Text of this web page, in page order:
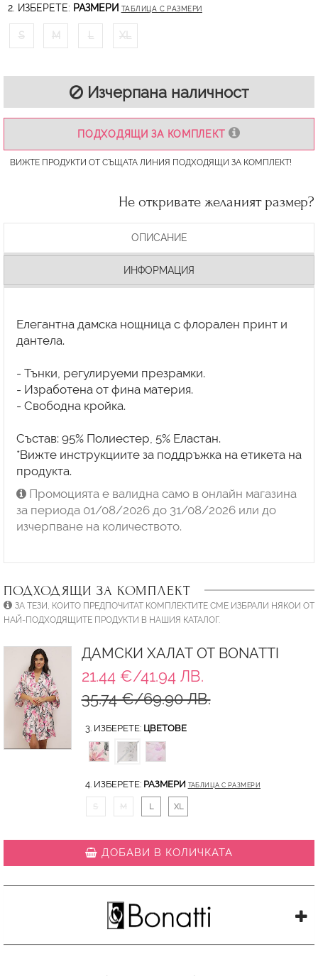
2. ИЗБЕРЕТЕ: РАЗМЕРИ ТАБЛИЦА С РАЗМЕРИ
S M L XL
Изчерпана наличност
ПОДХОДЯЩИ ЗА КОМПЛЕКТ
ВИЖТЕ ПРОДУКТИ ОТ СЪЩАТА ЛИНИЯ ПОДХОДЯЩИ ЗА КОМПЛЕКТ!
Не откривате желаният размер?
ОПИСАНИЕ
ИНФОРМАЦИЯ
Елегантна дамска нощница с флорален принт и
дантела.
- Тънки, регулируеми презрамки.
- Изработена от фина материя.
- Свободна кройка.
Състав: 95% Полиестер, 5% Еластан.
*Вижте инструкциите за поддръжка на етикета на
продукта.
Промоцията е валидна само в онлайн магазина
за периода 01/08/2026 до 31/08/2026 или до
изчерпване на количеството.
ПОДХОДЯЩИ ЗА КОМПЛЕКТ
ЗА ТЕЗИ, КОИТО ПРЕДПОЧИТАТ КОМПЛЕКТИТЕ СМЕ ИЗБРАЛИ НЯКОИ ОТ
НАЙ-ПОДХОДЯЩИТЕ ПРОДУКТИ В НАШИЯ КАТАЛОГ.
ДАМСКИ ХАЛАТ ОТ BONATTI
21.44 €/41.94 ЛВ.
35.74 €/69.90 ЛВ.
3. ИЗБЕРЕТЕ: ЦВЕТОВЕ
4. ИЗБЕРЕТЕ: РАЗМЕРИ ТАБЛИЦА С РАЗМЕРИ
S M L XL
ДОБАВИ В КОЛИЧКАТА